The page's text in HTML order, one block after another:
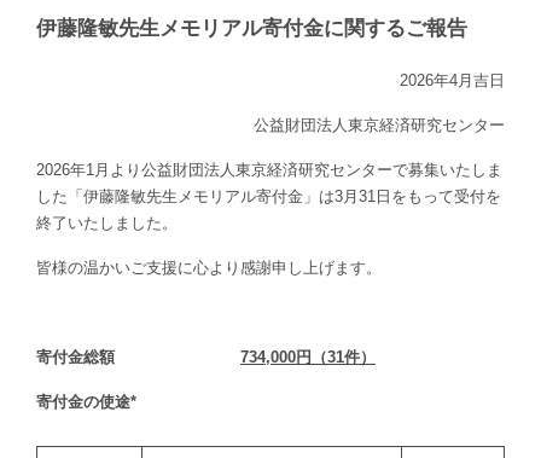
伊藤隆敏先生メモリアル寄付金に関するご報告
2026年4月吉日
公益財団法人東京経済研究センター
2026年1月より公益財団法人東京経済研究センターで募集いたしま
した「伊藤隆敏先生メモリアル寄付金」は3月31日をもって受付を
終了いたしました。
皆様の温かいご支援に心より感謝申し上げます。
寄付金総額 734,000円（31件）
寄付金の使途*